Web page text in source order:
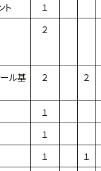
ト
１
２
ル基
２ ２
１
１
１
１